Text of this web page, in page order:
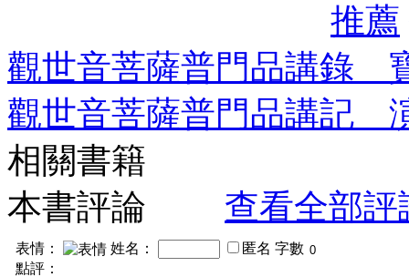
推薦
觀世音菩薩普門品講錄
觀世音菩薩普門品講記
相關書籍
本書評論
查看全部評
表情： 姓名： 匿名 字數
點評：